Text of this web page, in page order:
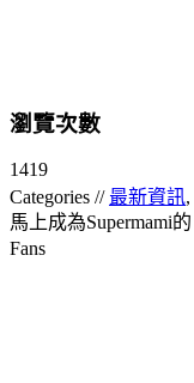
瀏覽次數
1419
Categories // 最新資訊,
馬上成為Supermami的
Fans